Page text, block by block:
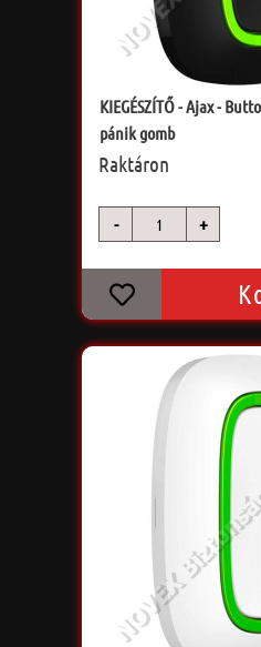
KIEGÉSZÍTŐ - Ajax -
pánik gomb
Raktáron
- +